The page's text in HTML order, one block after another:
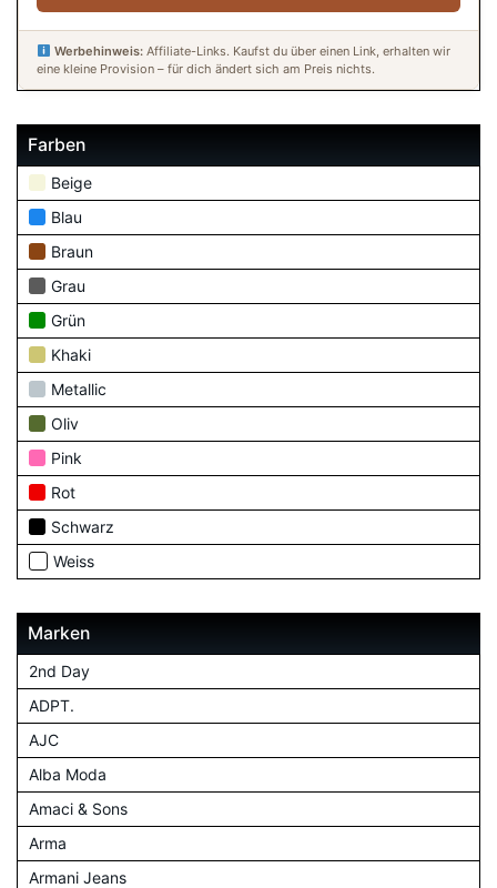
Werbehinweis:Affiliate-Links. Kaufst du über einen Link, erhalten wir
eine kleine Provision – für dich ändert sich am Preis nichts.
Farben
Beige
Blau
Braun
Grau
Grün
Khaki
Metallic
Oliv
Pink
Rot
Schwarz
Weiss
Marken
2nd Day
ADPT.
AJC
Alba Moda
Amaci & Sons
Arma
Armani Jeans